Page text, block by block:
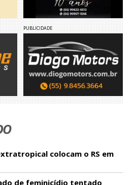
PUBLICIDADE
colocam o RS em
de feminicídio tentado